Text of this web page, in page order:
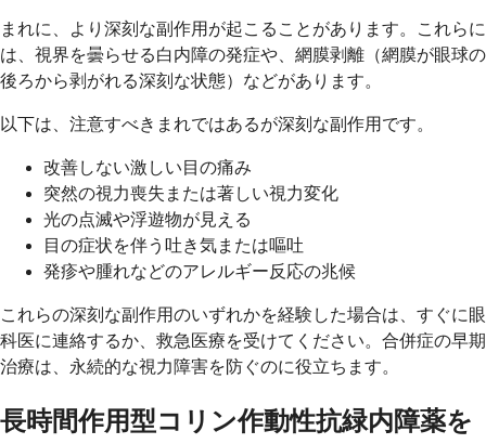
まれに、より深刻な副作用が起こることがあります。これらに
は、視界を曇らせる白内障の発症や、網膜剥離（網膜が眼球の
後ろから剥がれる深刻な状態）などがあります。
以下は、注意すべきまれではあるが深刻な副作用です。
改善しない激しい目の痛み
突然の視力喪失または著しい視力変化
光の点滅や浮遊物が見える
目の症状を伴う吐き気または嘔吐
発疹や腫れなどのアレルギー反応の兆候
これらの深刻な副作用のいずれかを経験した場合は、すぐに眼
科医に連絡するか、救急医療を受けてください。合併症の早期
治療は、永続的な視力障害を防ぐのに役立ちます。
長時間作用型コリン作動性抗緑内障薬を